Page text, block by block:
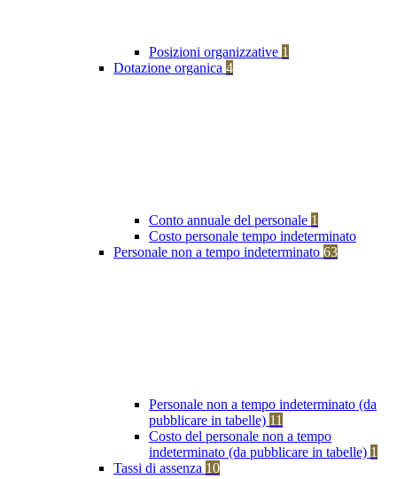
Posizioni organizzative 1
Dotazione organica 4
Conto annuale del personale 1
Costo personale tempo indeterminato
Personale non a tempo indeterminato 63
Personale non a tempo indeterminato (da
pubblicare in tabelle) 11
Costo del personale non a tempo
indeterminato (da pubblicare in tabelle) 1
Tassi di assenza 10